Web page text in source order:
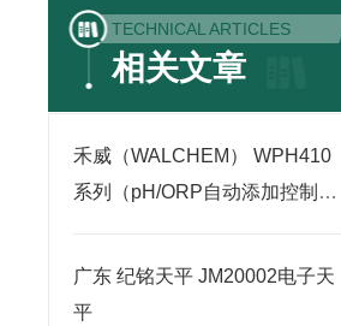
TECHNICAL ARTICLES
相关文章
禾威（WALCHEM） WPH410
系列（pH/ORP自动添加控制
广东 纪铭天平 JM20002电子天
平